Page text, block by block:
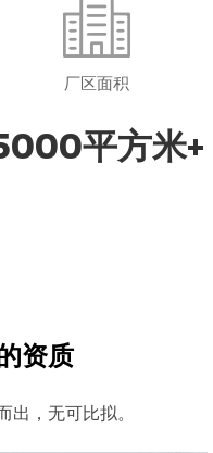
厂区面积
平方米+
资质
出，无可比拟。